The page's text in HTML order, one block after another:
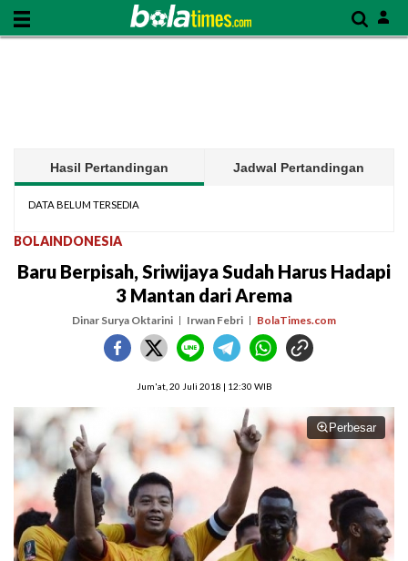
Hasil Pertandingan Jadwal Pertandingan
DATA BELUM TERSEDIA
BOLAINDONESIA
Baru Berpisah, Sriwijaya Sudah Harus Hadapi
3 Mantan dari Arema
Dinar Surya Oktarini Irwan Febri BolaTimes.com
Jum'at, 20 Juli 2018 | 12:30 WIB
Perbesar